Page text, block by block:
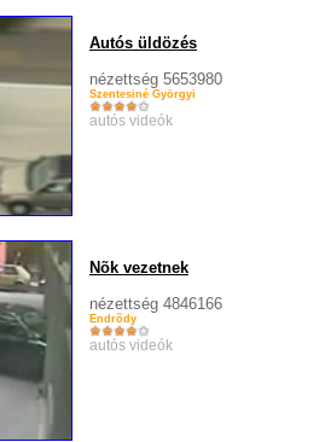
Autós üldözés
nézettség 5653980
Szentesiné Györgyi
autós videók
Nõk vezetnek
nézettség 4846166
Endrõdy
autós videók